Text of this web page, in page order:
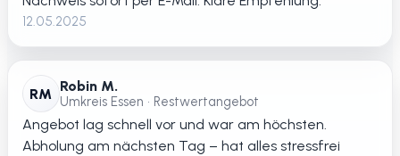
12.05.2025
RM Robin M.
Umkreis Essen • Restwertangebot
Angebot lag schnell vor und war am höchsten.
Abholung am nächsten Tag – hat alles stressfrei